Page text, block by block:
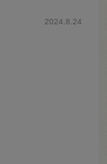
2024.8.24